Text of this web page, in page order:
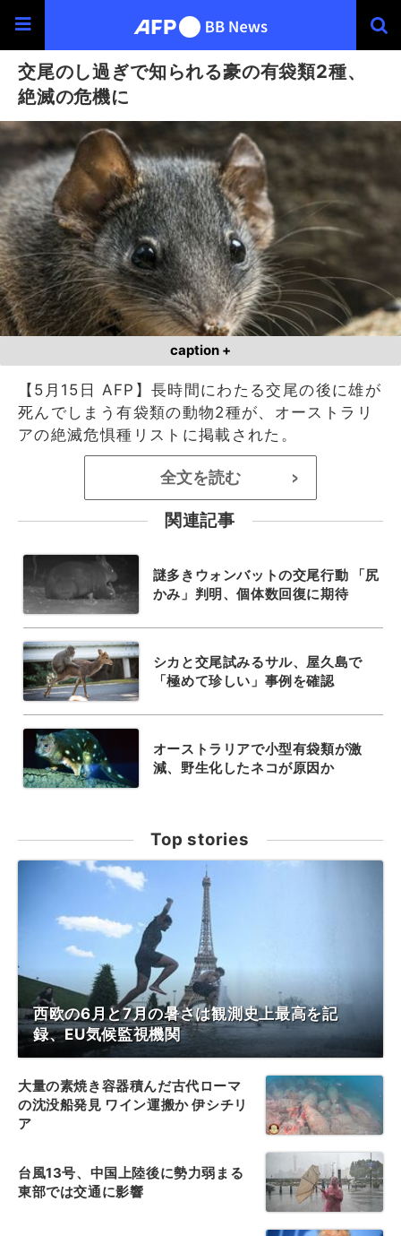
交尾のし過ぎで知られる豪の有袋類2種、
絶滅の危機に
caption +
【5月15日 AFP】長時間にわたる交尾の後に雄が
死んでしまう有袋類の動物2種が、オーストラリ
アの絶滅危惧種リストに掲載された。
全文を読む >
関連記事
謎多きウォンバットの交尾行動 「尻
かみ」判明、個体数回復に期待
シカと交尾試みるサル、屋久島で
「極めて珍しい」事例を確認
オーストラリアで小型有袋類が激
減、野生化したネコが原因か
Top stories
西欧の6月と7月の暑さは観測史上最高を記
録、EU気候監視機関
大量の素焼き容器積んだ古代ローマ
の沈没船発見 ワイン運搬か 伊シチリ
ア
台風13号、中国上陸後に勢力弱まる
東部では交通に影響